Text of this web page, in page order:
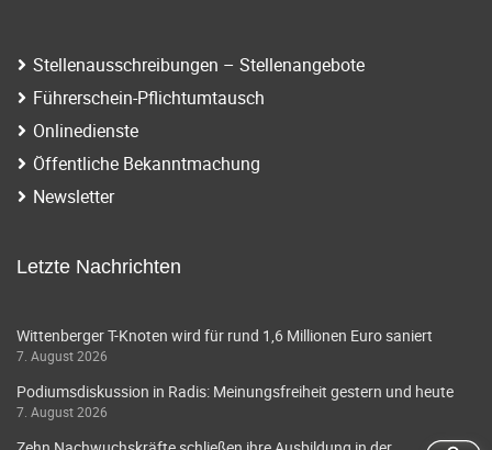
Stellenausschreibungen – Stellenangebote
Führerschein-Pflichtumtausch
Onlinedienste
Öffentliche Bekanntmachung
Newsletter
Letzte Nachrichten
Wittenberger T-Knoten wird für rund 1,6 Millionen Euro saniert
7. August 2026
Podiumsdiskussion in Radis: Meinungsfreiheit gestern und heute
7. August 2026